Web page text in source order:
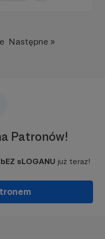
Następne »
Patronów!
bEZ sLOGANU już teraz!